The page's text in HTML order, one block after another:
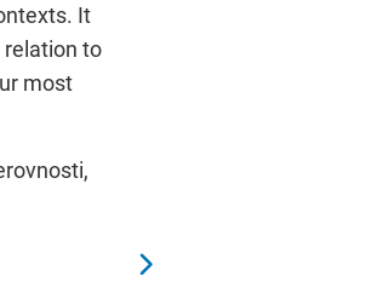
It
relation to
most